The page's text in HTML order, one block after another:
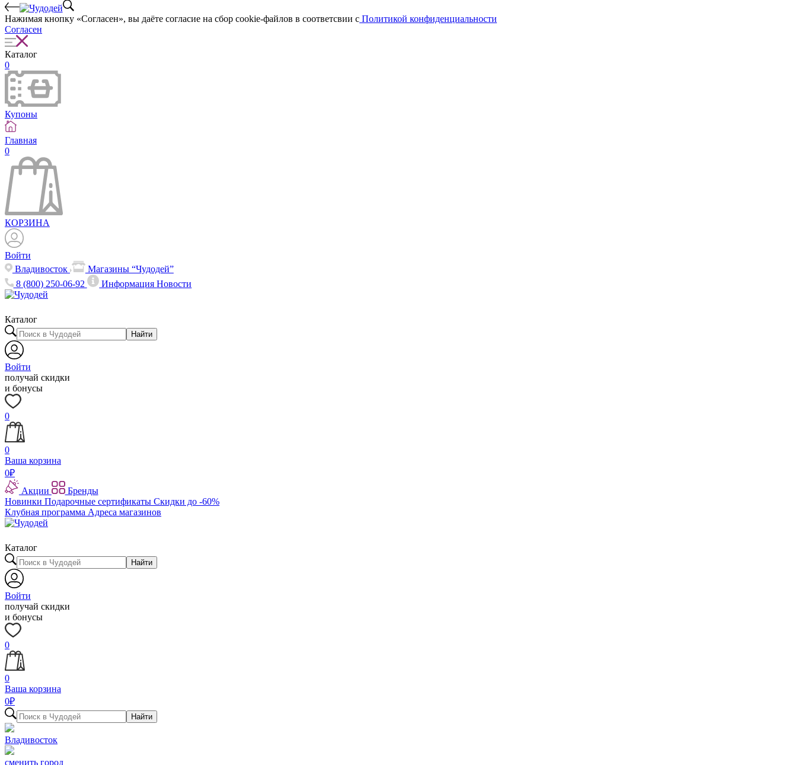
Нажимая кнопку «Согласен», вы даёте cогласие на сбор cookie-файлов в соответсвии с Политикой конфиденциальности
Согласен
Каталог
0
Купоны
Главная
0
КОРЗИНА
Войти
Владивосток
Магазины “Чудодей”
8 (800) 250-06-92
ИнформацияНовости
Каталог
Найти
Войти
получай скидки
и бонусы
0
0
Ваша корзина
0₽
Акции
Бренды
Новинки Подарочные сертификаты Скидки до -60%
Клубная программа Адреса магазинов
Каталог
Найти
Войти
получай скидки
и бонусы
0
0
Ваша корзина
0₽
Найти
Владивосток
сменить город